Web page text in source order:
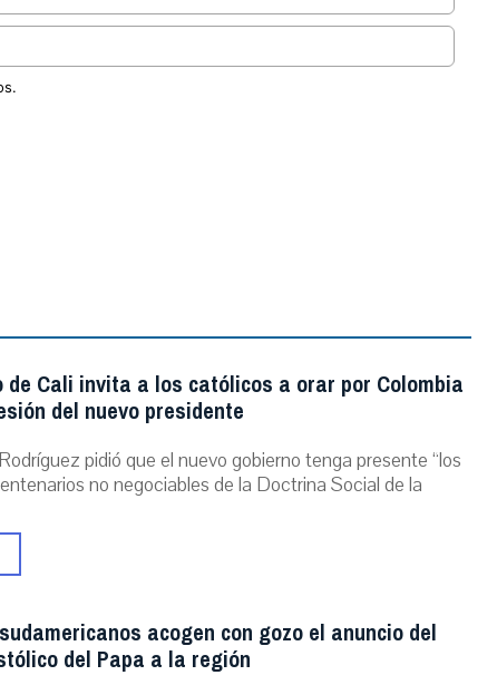
de Cali invita a los católicos a orar por Colombia
del nuevo presidente
pidió que el nuevo gobierno tenga presente “los
no negociables de la Doctrina Social de la
acogen con gozo el anuncio del
del Papa a la región